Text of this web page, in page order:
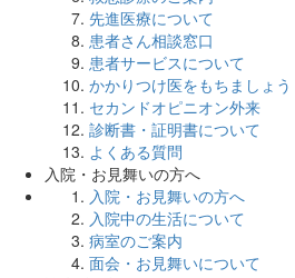
先進医療について
患者さん相談窓口
患者サービスについて
かかりつけ医をもちましょう
セカンドオピニオン外来
診断書・証明書について
よくある質問
入院・お見舞いの方へ
入院・お見舞いの方へ
入院中の生活について
病室のご案内
面会・お見舞いについて